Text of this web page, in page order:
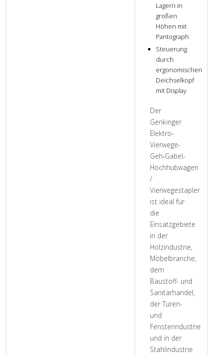
Lagern in
großen
Höhen mit
Pantograph
Steuerung
durch
ergonomischen
Deichselkopf
mit Display
Der
Genkinger
Elektro-
Vierwege-
Geh-Gabel-
Hochhubwagen
/
Vierwegestapler
ist ideal für
die
Einsatzgebiete
in der
Holzindustrie,
Möbelbranche,
dem
Baustoff- und
Sanitärhandel,
der Türen-
und
Fensterindustrie
und in der
Stahlindustrie